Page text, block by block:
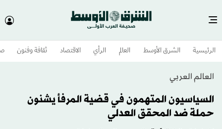
الرئيسية الشرق الأوسط​ العالم الرأي الاقتصاد ثقافة وفنون
العالم العربي
السياسيون المتهمون في قضية المرفأ يشنون
حملة ضد المحقق العدلي